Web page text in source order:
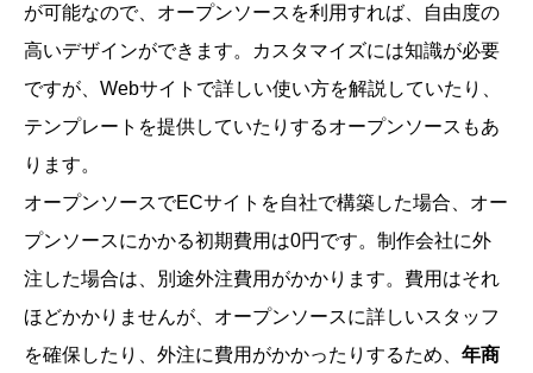
が可能なので、オープンソースを利用すれば、自由度の
高いデザインができます。カスタマイズには知識が必要
ですが、Webサイトで詳しい使い方を解説していたり、
テンプレートを提供していたりするオープンソースもあ
ります。
オープンソースでECサイトを自社で構築した場合、オー
プンソースにかかる初期費用は0円です。制作会社に外
注した場合は、別途外注費用がかかります。費用はそれ
ほどかかりませんが、オープンソースに詳しいスタッフ
を確保したり、外注に費用がかかったりするため、 年商